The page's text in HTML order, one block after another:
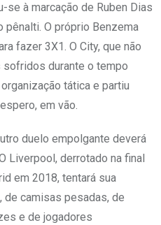
se à marcação de Ruben Dias
O próprio Benzema
fazer 3X1. O City, que não
durante o tempo
tática e partiu
em vão.
duelo empolgante deverá
Liverpool, derrotado na final
em 2018, tentará sua
de camisas pesadas, de
e de jogadores